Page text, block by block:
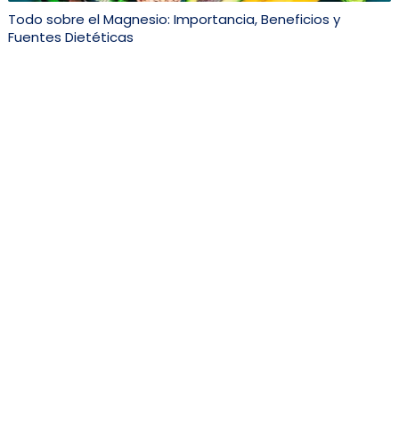
Todo sobre el Magnesio: Importancia, Beneficios y
Fuentes Dietéticas